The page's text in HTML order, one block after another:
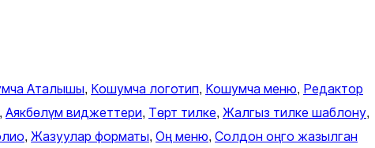
Аталышы, Кошумча логотип, Кошумча меню, Редактор
, Аякбөлүм виджеттери, Төрт тилке, Жалгыз тилке шаблону
, Жазуулар форматы, Оң меню, Солдон оңго жазылган